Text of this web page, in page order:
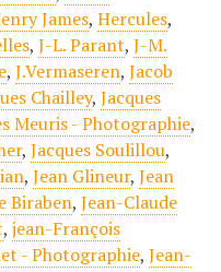
James, Hercules,
, J-L. Parant, J-M.
, J.Vermaseren, Jacob
Chailley, Jacques
Meuris - Photographie,
, Jacques Soulillou,
, Jean Glineur, Jean
Biraben, Jean-Claude
, jean-François
- Photographie, Jean-